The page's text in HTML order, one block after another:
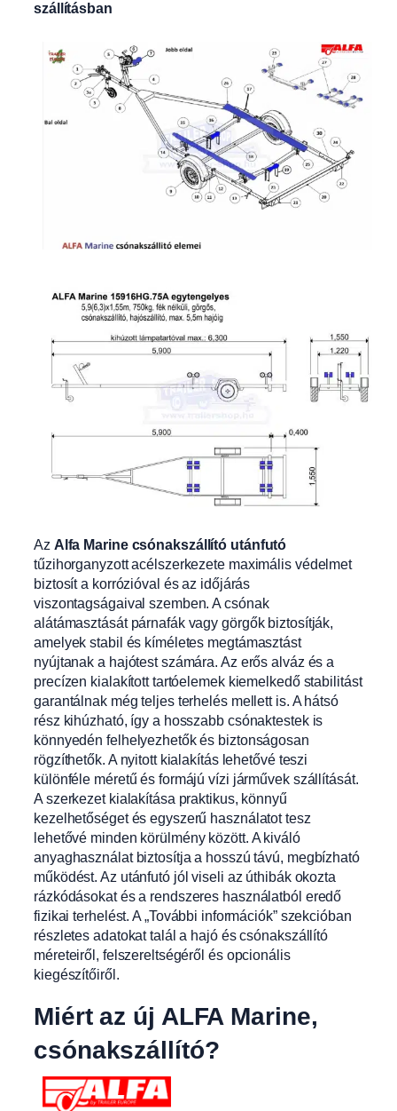
szállításban
Az Alfa Marine csónakszállító utánfutó
tűzihorganyzott acélszerkezete maximális védelmet
biztosít a korrózióval és az időjárás
viszontagságaival szemben. A csónak
alátámasztását párnafák vagy görgők biztosítják,
amelyek stabil és kíméletes megtámasztást
nyújtanak a hajótest számára. Az erős alváz és a
precízen kialakított tartóelemek kiemelkedő stabilitást
garantálnak még teljes terhelés mellett is. A hátsó
rész kihúzható, így a hosszabb csónaktestek is
könnyedén felhelyezhetők és biztonságosan
rögzíthetők. A nyitott kialakítás lehetővé teszi
különféle méretű és formájú vízi járművek szállítását.
A szerkezet kialakítása praktikus, könnyű
kezelhetőséget és egyszerű használatot tesz
lehetővé minden körülmény között. A kiváló
anyaghasználat biztosítja a hosszú távú, megbízható
működést. Az utánfutó jól viseli az úthibák okozta
rázkódásokat és a rendszeres használatból eredő
fizikai terhelést. A „További információk” szekcióban
részletes adatokat talál a hajó és csónakszállító
méreteiről, felszereltségéről és opcionális
kiegészítőiről.
Miért az új ALFA Marine,
csónakszállító?